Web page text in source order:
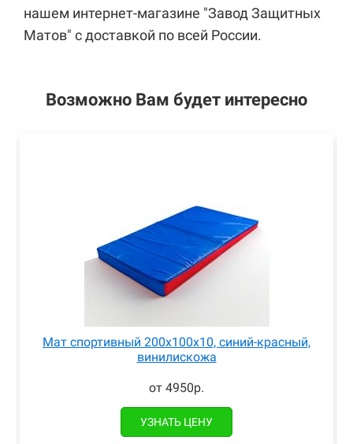
нашем интернет-магазине "Завод Защитных
Матов" с доставкой по всей России.
Возможно Вам будет интересно
Мат спортивный 200x100x10, синий-красный,
винилискожа
от 4950р.
УЗНАТЬ ЦЕНУ